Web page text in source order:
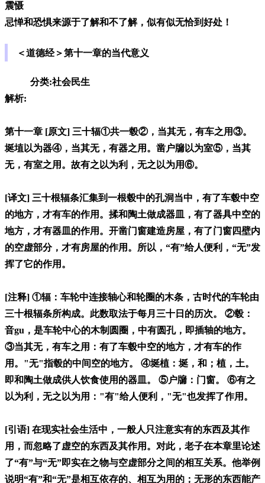
震慑
忌惮和恐惧来源于了解和不了解，似有似无恰到好处！
＜道德经＞第十一章的当代意义
分类:社会民生
解析:
第十一章 [原文] 三十辐①共一毂②，当其无，有车之用③。
埏埴以为器④，当其无，有器之用。凿户牖以为室⑤，当其
无，有室之用。故有之以为利，无之以为用⑥。
[译文] 三十根辐条汇集到一根毂中的孔洞当中，有了车毂中空
的地方，才有车的作用。揉和陶土做成器皿，有了器具中空的
地方，才有器皿的作用。开凿门窗建造房屋，有了门窗四壁内
的空虚部分，才有房屋的作用。所以，“有”给人便利，“无”发
挥了它的作用。
[注释] ①辐：车轮中连接轴心和轮圈的木条，古时代的车轮由
三十根辐条所构成。此数取法于每月三十日的历次。 ②毂：
音gu，是车轮中心的木制圆圈，中有圆孔，即插轴的地方。
③当其无，有车之用：有了车毂中空的地方，才有车的作
用。"无"指毂的中间空的地方。 ④埏植：埏，和；植，土。
即和陶土做成供人饮食使用的器皿。 ⑤户牖：门窗。 ⑥有之
以为利，无之以为用："有"给人便利，"无"也发挥了作用。
[引语] 在现实社会生活中，一般人只注意实有的东西及其作
用，而忽略了虚空的东西及其作用。对此，老子在本章里论述
了“有”与“无”即实在之物与空虚部分之间的相互关系。他举例
说明“有”和“无”是相互依存的、相互为用的；无形的东西能产